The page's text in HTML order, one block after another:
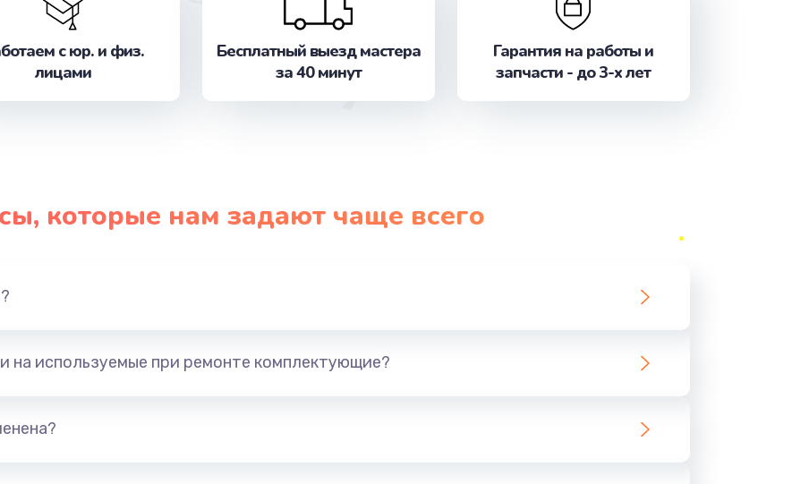
от 400 руб. Заказать
от 330 руб. Заказать
от 560 руб. Заказать
с юр. и физ.
лицами
Бесплатный выезд мастера
за 40 минут
Гарантия на работы и
запчасти - до 3-х лет
которые нам задают чаще всего
на используемые при ремонте комплектующие?